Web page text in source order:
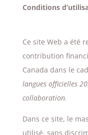
Conditions
Ce site Web a été
contribution
Canada dans le
langues officielles
collaboration.
Dans ce site, le
utilisé, sans